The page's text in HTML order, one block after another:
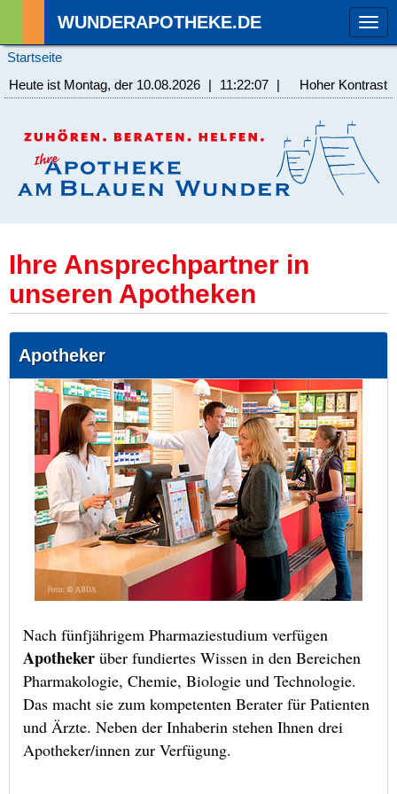
WUNDERAPOTHEKE.DE
Startseite
Heute ist Montag, der 10.08.2026 | 11:22:07 | Hoher Kontrast
Ihre Ansprechpartner in
unseren Apotheken
Apotheker
Nach fünfjährigem Pharmaziestudium verfügen
Apotheker über fundiertes Wissen in den Bereichen
Pharmakologie, Chemie, Biologie und Technologie.
Das macht sie zum kompetenten Berater für Patienten
und Ärzte. Neben der Inhaberin stehen Ihnen drei
Apotheker/innen zur Verfügung.